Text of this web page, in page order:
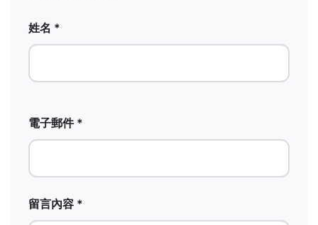
姓名 *
電子郵件 *
留言內容 *